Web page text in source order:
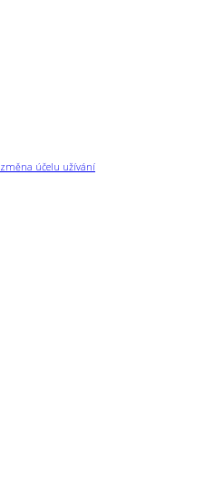
změna účelu užívání